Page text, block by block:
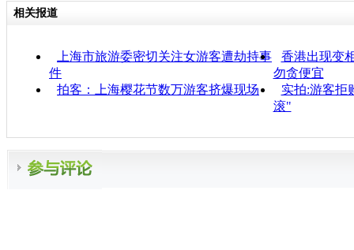
相关报道
上海市旅游委密切关注女游客遭劫持事
件
香港出现变
勿贪便宜
拍客：上海樱花节数万游客挤爆现场
实拍:游客拒
滚"